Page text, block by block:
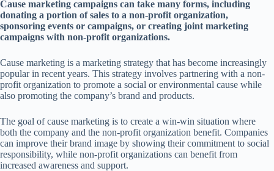
Cause marketing campaigns can take many forms, including
donating a portion of sales to a non-profit organization,
sponsoring events or campaigns, or creating joint marketing
campaigns with non-profit organizations.
Cause marketing is a marketing strategy that has become increasingly
popular in recent years. This strategy involves partnering with a non-
profit organization to promote a social or environmental cause while
also promoting the company’s brand and products.
The goal of cause marketing is to create a win-win situation where
both the company and the non-profit organization benefit. Companies
can improve their brand image by showing their commitment to social
responsibility, while non-profit organizations can benefit from
increased awareness and support.